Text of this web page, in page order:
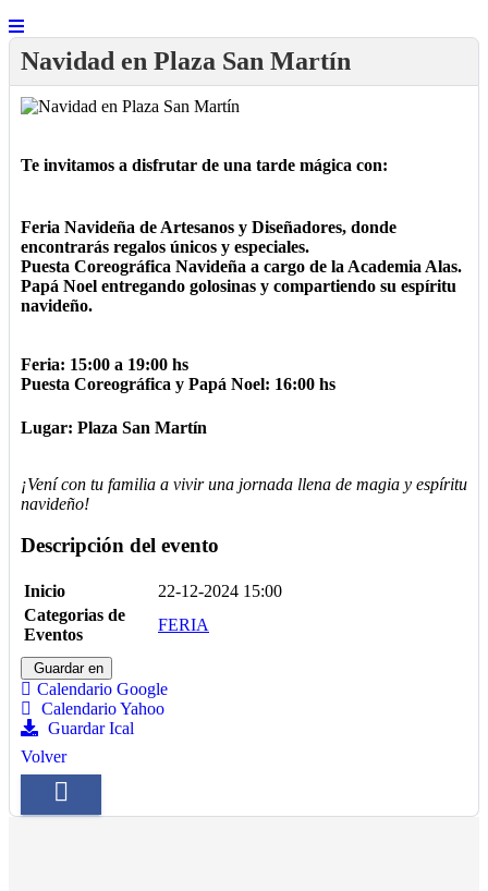
Navidad en Plaza San Martín
Te invitamos a disfrutar de una tarde mágica con:
Feria Navideña de Artesanos y Diseñadores, donde
encontrarás regalos únicos y especiales.
Puesta Coreográfica Navideña a cargo de la Academia Alas.
Papá Noel entregando golosinas y compartiendo su espíritu
navideño.
Feria: 15:00 a 19:00 hs
Puesta Coreográfica y Papá Noel: 16:00 hs
Lugar: Plaza San Martín
¡Vení con tu familia a vivir una jornada llena de magia y espíritu
navideño!
Descripción del evento
Inicio
22-12-2024 15:00
Categorias de
Eventos
FERIA
Guardar en
Calendario Google
Calendario Yahoo
Guardar Ical
Volver